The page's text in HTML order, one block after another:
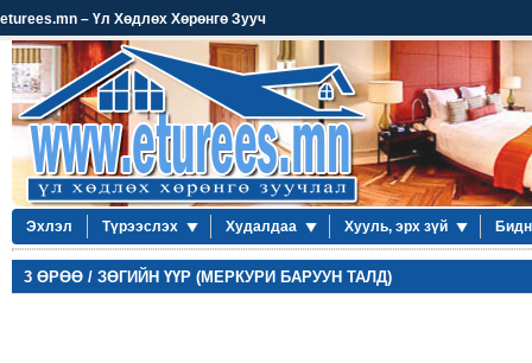
eturees.mn – Үл Хөдлөх Хөрөнгө Зууч
Эхлэл Түрээслэх Худалдаа Хууль, эрх зүй
3 ӨРӨӨ / ЗӨГИЙН ҮҮР (МЕРКУРИ БАРУУН ТАЛД)